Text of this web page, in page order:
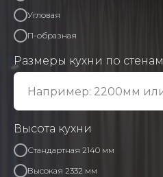
Угловая
П-образная
Размеры кухни по стенам
Высота кухни
Стандартная 2140 мм
Высокая 2332 мм